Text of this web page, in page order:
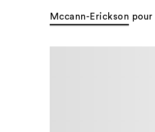
Mccann-Erickson pour